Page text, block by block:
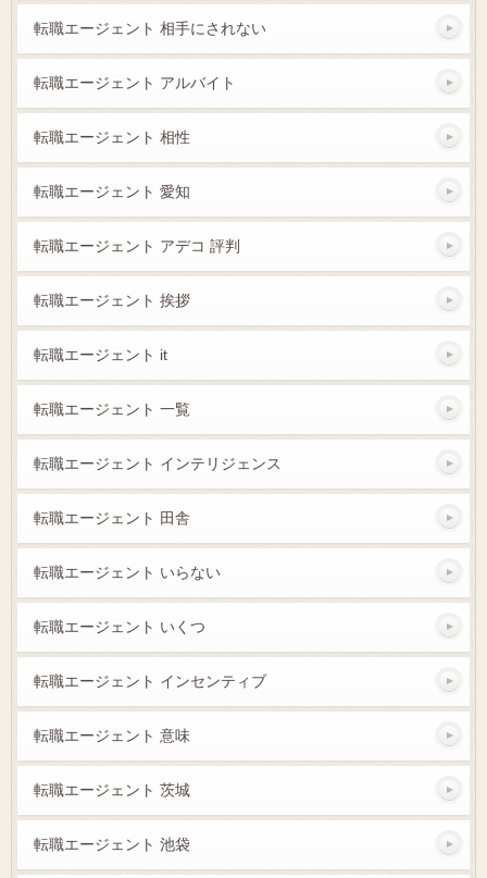
転職エージェント 相手にされない
転職エージェント アルバイト
転職エージェント 相性
転職エージェント 愛知
転職エージェント アデコ 評判
転職エージェント 挨拶
転職エージェント it
転職エージェント 一覧
転職エージェント インテリジェンス
転職エージェント 田舎
転職エージェント いらない
転職エージェント いくつ
転職エージェント インセンティブ
転職エージェント 意味
転職エージェント 茨城
転職エージェント 池袋